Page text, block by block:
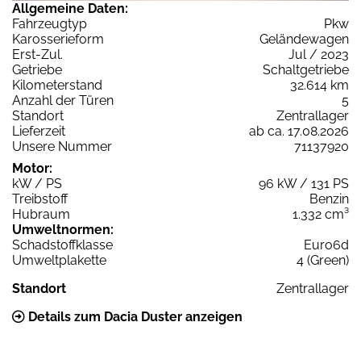
Allgemeine Daten:
Fahrzeugtyp
Pkw
Karosserieform
Geländewagen
Erst-Zul.
Jul / 2023
Getriebe
Schaltgetriebe
Kilometerstand
32.614 km
Anzahl der Türen
5
Standort
Zentrallager
Lieferzeit
ab ca. 17.08.2026
Unsere Nummer
71137920
Motor:
kW / PS
96 kW / 131 PS
Treibstoff
Benzin
Hubraum
1.332 cm³
Umweltnormen:
Schadstoffklasse
Euro6d
Umweltplakette
4 (Green)
Standort
Zentrallager
Details zum Dacia Duster anzeigen